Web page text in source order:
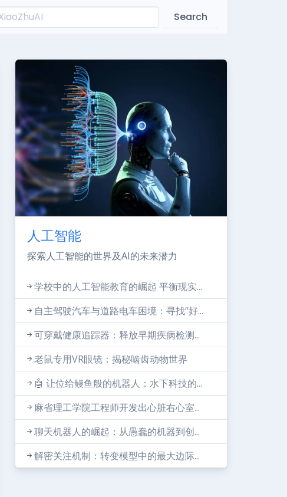
Search
人工智能
探索人工智能的世界及AI的未来潜力
学校中的人工智能教育的崛起 平衡现实...
自主驾驶汽车与道路电车困境：寻找“好...
可穿戴健康追踪器：释放早期疾病检测...
老鼠专用VR眼镜：揭秘啮齿动物世界
🤖 让位给鳗鱼般的机器人：水下科技的...
麻省理工学院工程师开发出心脏右心室...
聊天机器人的崛起：从愚蠢的机器到创...
解密关注机制：转变模型中的最大边际...